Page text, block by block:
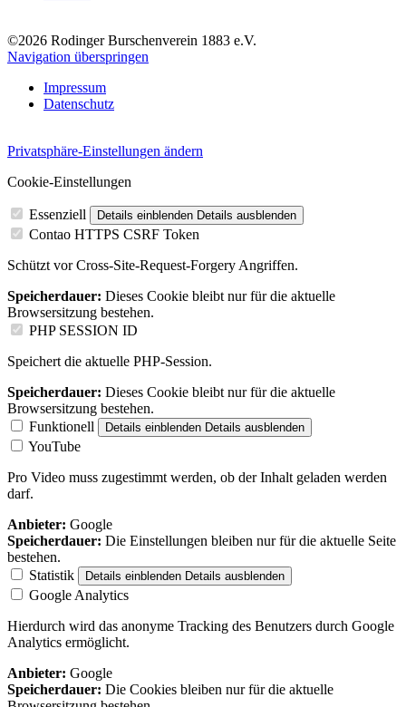
©2026 Rodinger Burschenverein 1883 e.V.
Navigation überspringen
Impressum
Datenschutz
Privatsphäre-Einstellungen ändern
Cookie-Einstellungen
Essenziell Details einblenden Details ausblenden
Contao HTTPS CSRF Token
Schützt vor Cross-Site-Request-Forgery Angriffen.
Speicherdauer: Dieses Cookie bleibt nur für die aktuelle
Browsersitzung bestehen.
PHP SESSION ID
Speichert die aktuelle PHP-Session.
Speicherdauer: Dieses Cookie bleibt nur für die aktuelle
Browsersitzung bestehen.
Funktionell
Details einblenden Details ausblenden
YouTube
Pro Video muss zugestimmt werden, ob der Inhalt geladen werden
darf.
Anbieter: Google
Speicherdauer: Die Einstellungen bleiben nur für die aktuelle Seite
bestehen.
Statistik
Details einblenden Details ausblenden
Google Analytics
Hierdurch wird das anonyme Tracking des Benutzers durch Google
Analytics ermöglicht.
Anbieter: Google
Speicherdauer: Die Cookies bleiben nur für die aktuelle